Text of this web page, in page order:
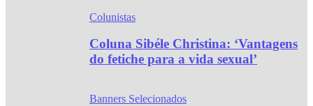
Colunistas
Coluna Sibéle Christina: ‘Vantagens
do fetiche para a vida sexual’
Banners Selecionados